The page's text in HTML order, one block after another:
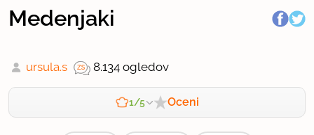
Medenjaki
ursula.s 8.134 ogledov
1/5 Oceni